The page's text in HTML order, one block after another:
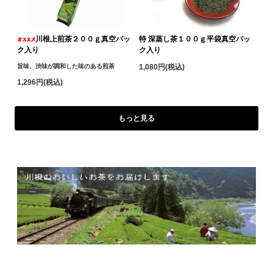
川根上煎茶２００ｇ真空パッ
ク入り
旨味、渋味が調和した味のある煎茶
1,296円(税込)
特 深蒸し茶１００ｇ平袋真空パッ
ク入り
1,080円(税込)
もっと見る